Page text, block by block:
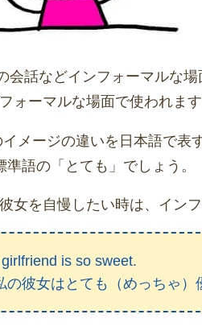
会話などインフォーマルな
ォーマルな場面で使われます
イメージの違いを日本語で表
準語の「とても」でしょう。
女を自慢したい時は、イン
is so sweet.
の彼女はとても（めっちゃ）